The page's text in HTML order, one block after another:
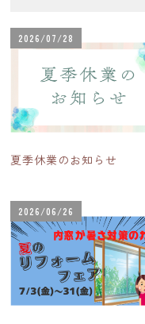
2026/07/28
夏季休業のお知らせ
2026/06/26